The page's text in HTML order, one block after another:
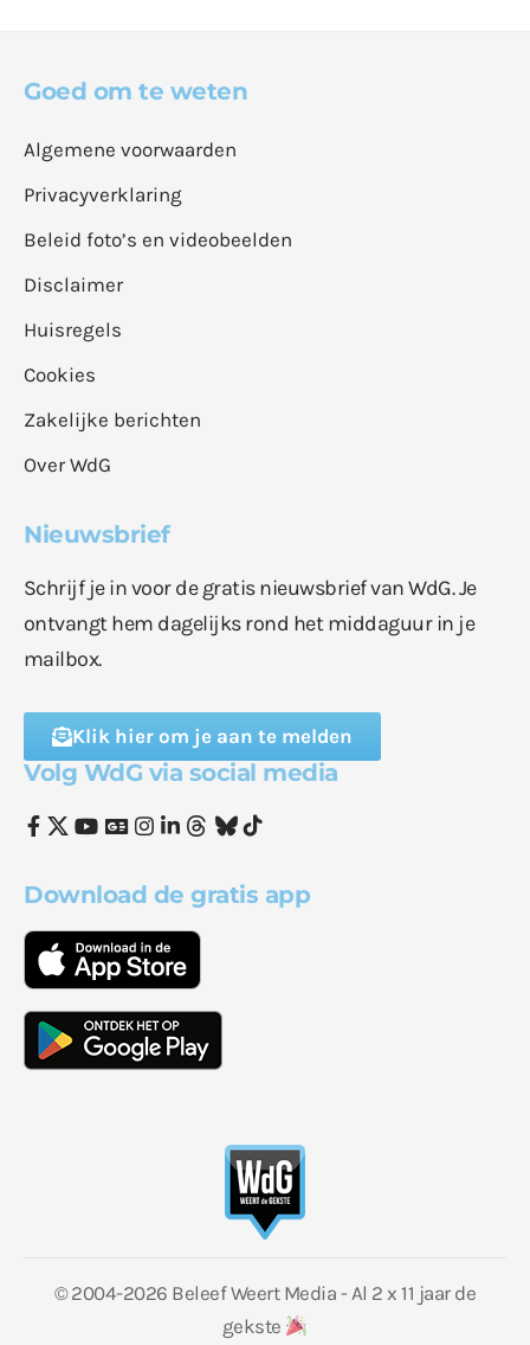
Goed om te weten
Algemene voorwaarden
Privacyverklaring
Beleid foto’s en videobeelden
Disclaimer
Huisregels
Cookies
Zakelijke berichten
Over WdG
Nieuwsbrief
Schrijf je in voor de gratis nieuwsbrief van WdG. Je
ontvangt hem dagelijks rond het middaguur in je
mailbox.
Klik hier om je aan te melden
Volg WdG via social media
Download de gratis app
© 2004-2026 Beleef Weert Media - Al 2 x 11 jaar de
gekste